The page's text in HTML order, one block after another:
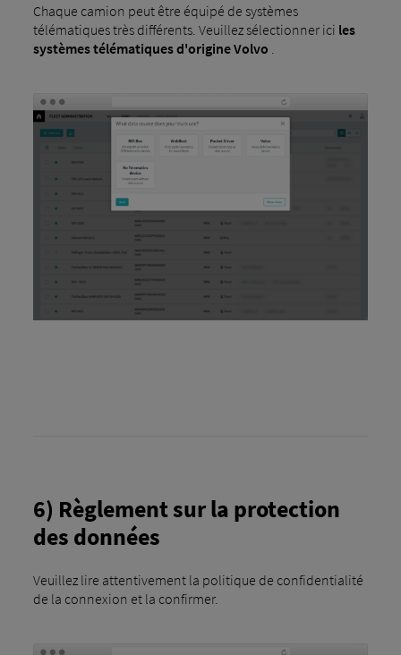
Chaque camion peut être équipé de systèmes
télématiques très différents. Veuillez sélectionner ici les
systèmes télématiques d'origine Volvo
6) Règlement sur la protection
des données
Veuillez lire attentivement la politique de confidentialité
de la connexion et la confirmer.